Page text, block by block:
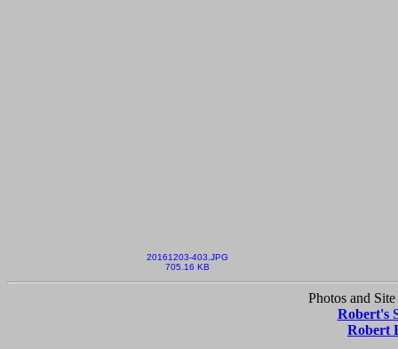
20161203-403.JPG
705.16 KB
Photos and
Robert's
Robert